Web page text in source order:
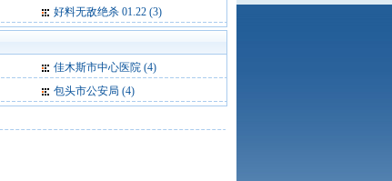
好料无敌绝杀 01.22 (3)
佳木斯市中心医院 (4)
包头市公安局 (4)